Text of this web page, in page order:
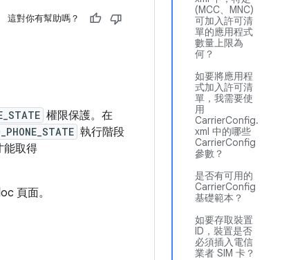
(MCC、MNC)
可加入許可清
單的應用程式
數量上限為
何？
如要將應用程
式加入許可清
單，我需要使
用
CarrierConfig.
xml 中的哪些
CarrierConfig
參數？
是否有可用的
CarrierConfig
基礎範本？
如要存取裝置
ID，裝置是否
必須插入電信
業者 SIM 卡？
這對你有幫助嗎？
權限保護。在
執行階段
能取得
頁面。